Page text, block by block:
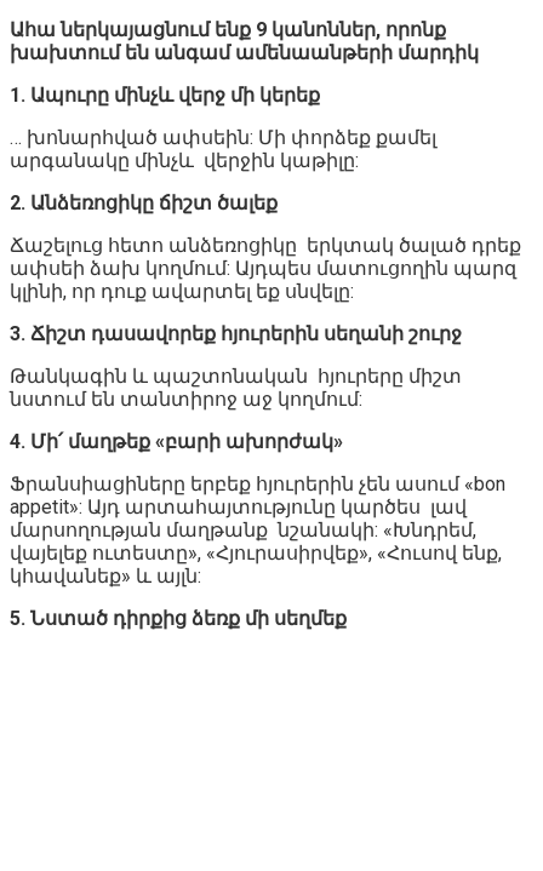
Ահա ներկայացնում ենք 9 կանոններ, որոնք
խախտում են անգամ ամենաանթերի մարդիկ
1. Ապուրը մինչև վերջ մի կերեք
… խոնարհված ափսեին: Մի փորձեք քամել
արգանակը մինչև վերջին կաթիլը:
2. Անձեռոցիկը ճիշտ ծալեք
Ճաշելուց հետո անձեռոցիկը երկտակ ծալած դրեք
ափսեի ձախ կողմում: Այդպես մատուցողին պարզ
կլինի, որ դուք ավարտել եք սնվելը:
3. Ճիշտ դասավորեք հյուրերին սեղանի շուրջ
Թանկագին և պաշտոնական հյուրերը միշտ
նստում են տանտիրոջ աջ կողմում:
4. Մի՛ մաղթեք «բարի ախորժակ»
Ֆրանսիացիները երբեք հյուրերին չեն ասում «bon
appetit»: Այդ արտահայտությունը կարծես լավ
մարսողության մաղթանք նշանակի: «Խնդրեմ,
վայելեք ուտեստը», «Հյուրասիրվեք», «Հուսով ենք,
կհավանեք» և այլն:
5. Նստած դիրքից ձեռք մի սեղմեք